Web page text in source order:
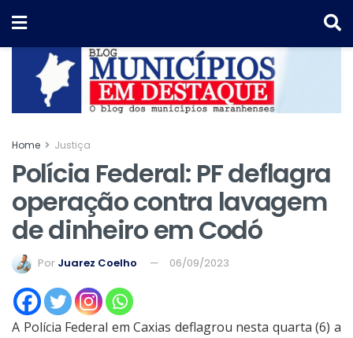
Home Justiça
Polícia Federal: PF deflagra
operação contra lavagem
de dinheiro em Codó
Por Juarez Coelho 06/09/2023
A Polícia Federal em Caxias deflagrou nesta quarta (6) a